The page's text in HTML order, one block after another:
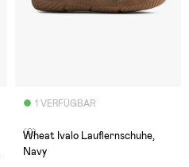
1 VERFÜGBAR
(0)
Wheat Ivalo Lauflernschuhe,
Navy